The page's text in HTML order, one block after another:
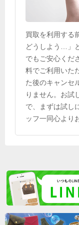
買取を利用する
どうしよう…」
でもご安心くだ
料でご利用いた
た後のキャンセ
りません。お試
で、まずは試し
ッフ一同心より